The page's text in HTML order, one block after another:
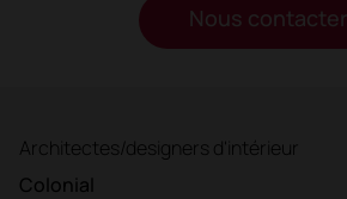
Nous contacter
Architectes/designers d'intérieur
Colonial